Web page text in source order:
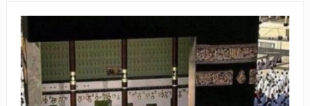
SEBELUM TIBA SAAT WAJIB?
HAKIKAT NIKMAT DI DUNIA!
BAGAIMANA CARA MEMBAYAR ZAKAT UANG?